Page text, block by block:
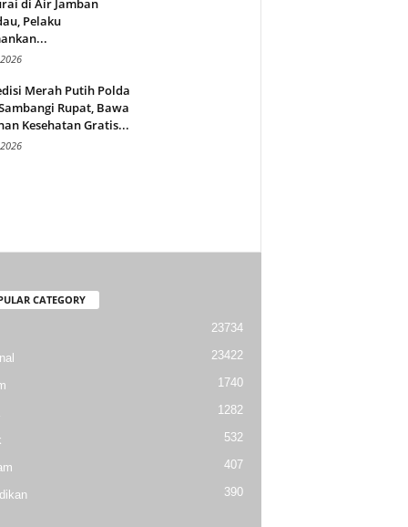
di Air Jamban
Pelaku
Merah Putih Polda
Rupat, Bawa
Kesehatan Gratis...
CATEGORY
23734
23422
1740
1282
532
407
390